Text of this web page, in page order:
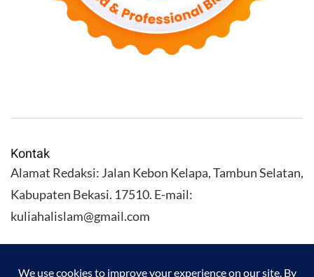
Kontak
Alamat Redaksi: Jalan Kebon Kelapa, Tambun Selatan,
Kabupaten Bekasi. 17510. E-mail:
kuliahalislam@gmail.com